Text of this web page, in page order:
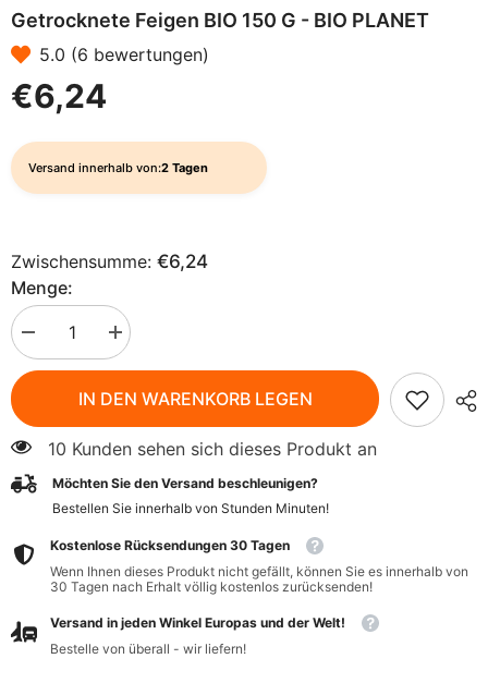
Getrocknete Feigen BIO 150 G - BIO PLANET
5.0 (6 bewertungen)
€6,24
Versand innerhalb von:2 Tagen
Zwischensumme: €6,24
Menge:
verringern
für
Getrocknete
BIO
150
g
-
BIO
PLANET
Menge
erhöhen
für
Getrocknete
Feigen
g
BIO
PLANET
IN DEN WARENKORB LEGEN
10 Kunden sehen sich dieses Produkt an
Möchten Sie den Versand beschleunigen?
Bestellen Sie innerhalb von Stunden Minuten!
Kostenlose Rücksendungen 30 Tagen
Wenn Ihnen dieses Produkt nicht gefällt, können Sie es innerhalb von
30 Tagen nach Erhalt völlig kostenlos zurücksenden!
Versand in jeden Winkel Europas und der Welt!
Bestelle von überall - wir liefern!